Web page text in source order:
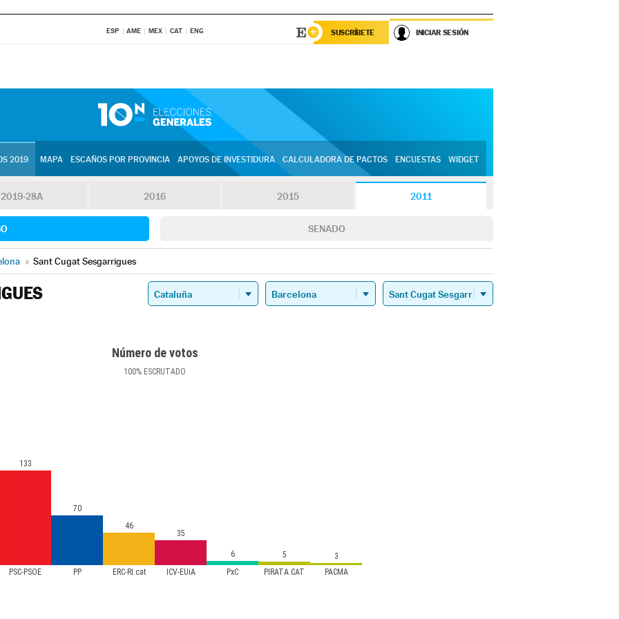
ESP AME MEX CAT ENG SUSCRÍBETE INICIAR SESIÓN
2019 MAPA ESCAÑOS POR PROVINCIA APOYOS DE INVESTIDURA CALCULADORA DE PACTOS ENCUESTAS WIDGET
2019-28A 2016 2015 2011
SENADO
» Sant Cugat Sesgarrigues
Número de votos
100% ESCRUTADO
PSC-PSOE PP ERC-RI.cat ICV-EUiA PxC PIRATA.CAT PACMA
133
70
46
35
6 5 3